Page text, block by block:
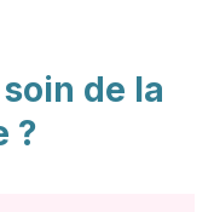
de la
?